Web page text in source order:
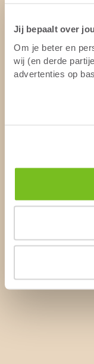
Jij bepaalt over
Om je beter en
wij (en derde
advertenties op